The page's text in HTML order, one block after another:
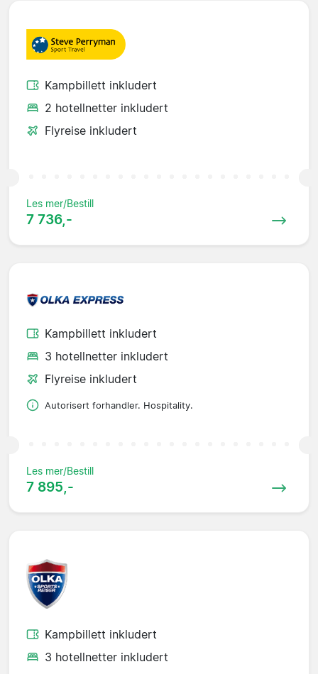
Kampbillett inkludert
2 hotellnetter inkludert
Flyreise inkludert
Les mer/Bestill
7 736,-
Kampbillett inkludert
3 hotellnetter inkludert
Flyreise inkludert
Autorisert forhandler. Hospitality.
Les mer/Bestill
7 895,-
Kampbillett inkludert
3 hotellnetter inkludert